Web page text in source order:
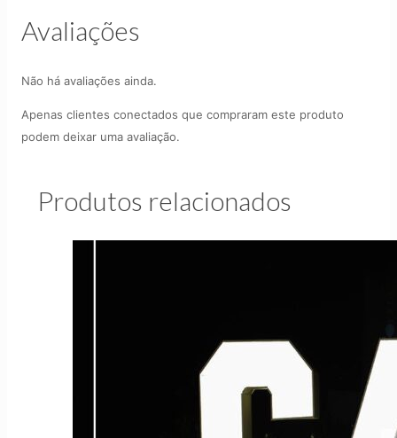
Avaliações
Não há avaliações ainda.
Apenas clientes conectados que compraram este produto
podem deixar uma avaliação.
Produtos relacionados